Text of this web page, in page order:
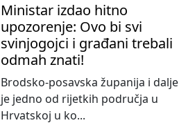
Ministar izdao hitno
upozorenje: Ovo bi svi
svinjogojci i građani trebali
odmah znati!
Brodsko-posavska županija i dalje
je jedno od rijetkih područja u
Hrvatskoj u ko...